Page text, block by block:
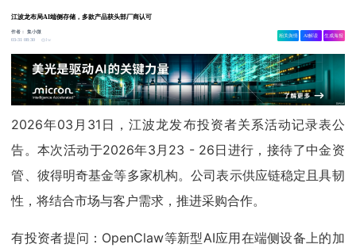
江波龙布局AI端侧存储，多款产品获头部厂商认可
作者：集小微
03-31 08:30
1w
相关舆情 AI解读 生成海报
2026年03月31日，江波龙发布投资者关系活动记录表公
告。本次活动于2026年3月23 - 26日进行，接待了中金资
管、彼得明奇基金等多家机构。公司表示供应链稳定且具韧
性，将结合市场与客户需求，推进采购合作。
有投资者提问：OpenClaw等新型AI应用在端侧设备上的加